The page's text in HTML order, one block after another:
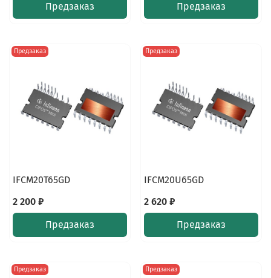
Предзаказ
Предзаказ
Предзаказ
IFCM20T65GD
2 200 ₽
Предзаказ
Предзаказ
IFCM20U65GD
2 620 ₽
Предзаказ
Предзаказ Предзаказ